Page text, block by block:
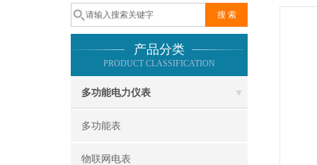
产品分类
PRODUCT CLASSIFICATION
多功能电力仪表
多功能表
物联网电表